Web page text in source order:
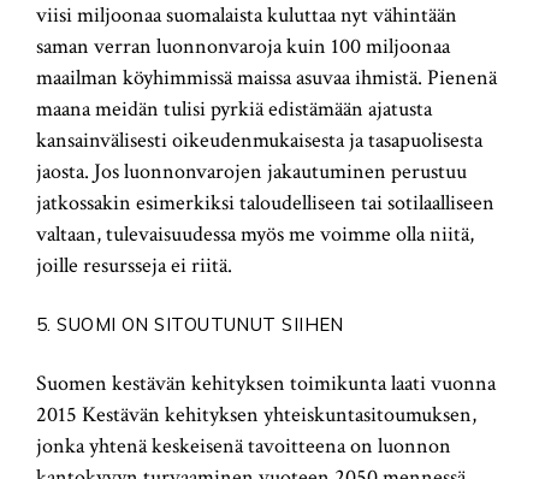
viisi miljoonaa suomalaista kuluttaa nyt vähintään
saman verran luonnonvaroja kuin 100 miljoonaa
maailman köyhimmissä maissa asuvaa ihmistä. Pienenä
maana meidän tulisi pyrkiä edistämään ajatusta
kansainvälisesti oikeudenmukaisesta ja tasapuolisesta
jaosta. Jos luonnonvarojen jakautuminen perustuu
jatkossakin esimerkiksi taloudelliseen tai sotilaalliseen
valtaan, tulevaisuudessa myös me voimme olla niitä,
joille resursseja ei riitä.
5. SUOMI ON SITOUTUNUT SIIHEN
Suomen kestävän kehityksen toimikunta laati vuonna
2015 Kestävän kehityksen yhteiskuntasitoumuksen,
jonka yhtenä keskeisenä tavoitteena on luonnon